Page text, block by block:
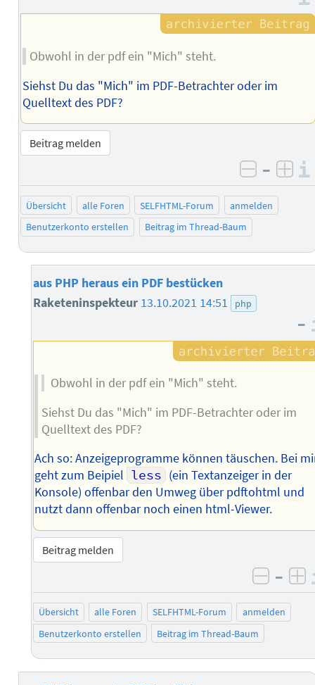
Obwohl in der pdf ein "Mich" steht.
Siehst Du das "Mich" im PDF-Betrachter oder im
Quelltext des PDF?
Beitrag melden
negativ
–
Übersicht alle Foren SELFHTML-Forum
anmelden
Benutzerkonto erstellen
Beitrag im Thread-Baum
aus PHP heraus ein PDF bestücken
Raketeninspekteur 13.10.2021 14:51 php
–
Obwohl in der pdf ein "Mich" steht.
Siehst Du das "Mich" im PDF-Betrachter oder im
Quelltext des PDF?
Ach so: Anzeigeprogramme können täuschen. Bei
geht zum Beipiel less (ein Textanzeiger in der
Konsole) offenbar den Umweg über pdftohtml und
nutzt dann offenbar noch einen html-Viewer.
Beitrag melden
–
Übersicht alle Foren SELFHTML-Forum
anmelden
Benutzerkonto erstellen
Beitrag im Thread-Baum